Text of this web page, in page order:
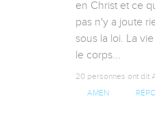
en Christ et ce
pas n'y a joute
sous la loi. La
le corps...
20 personnes ont dit
AMEN